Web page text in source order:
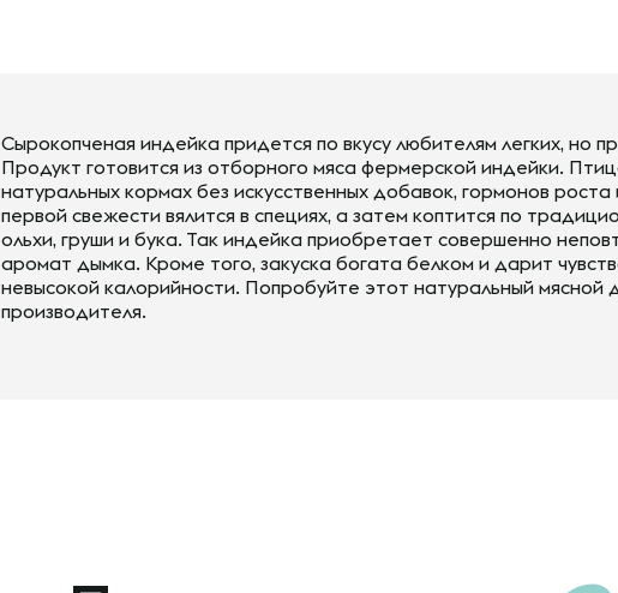
Сырокопченая индейка придется по вкусу любителям легких, но
Продукт готовится из отборного мяса фермерской индейки.
натуральных кормах без искусственных добавок, гормонов
первой свежести вялится в специях, а затем коптится по
ольхи, груши и бука. Так индейка приобретает совершенно
аромат дымка. Кроме того, закуска богата белком и дарит
невысокой калорийности. Попробуйте этот натуральный мясной
производителя.